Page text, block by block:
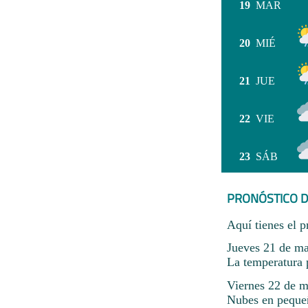
19 MAR
20 MIÉ
21 JUE
22 VIE
23 SÁB
PRONÓSTICO
Aquí tienes el
Jueves 21 de
La temperatura
Viernes 22 de
Nubes en